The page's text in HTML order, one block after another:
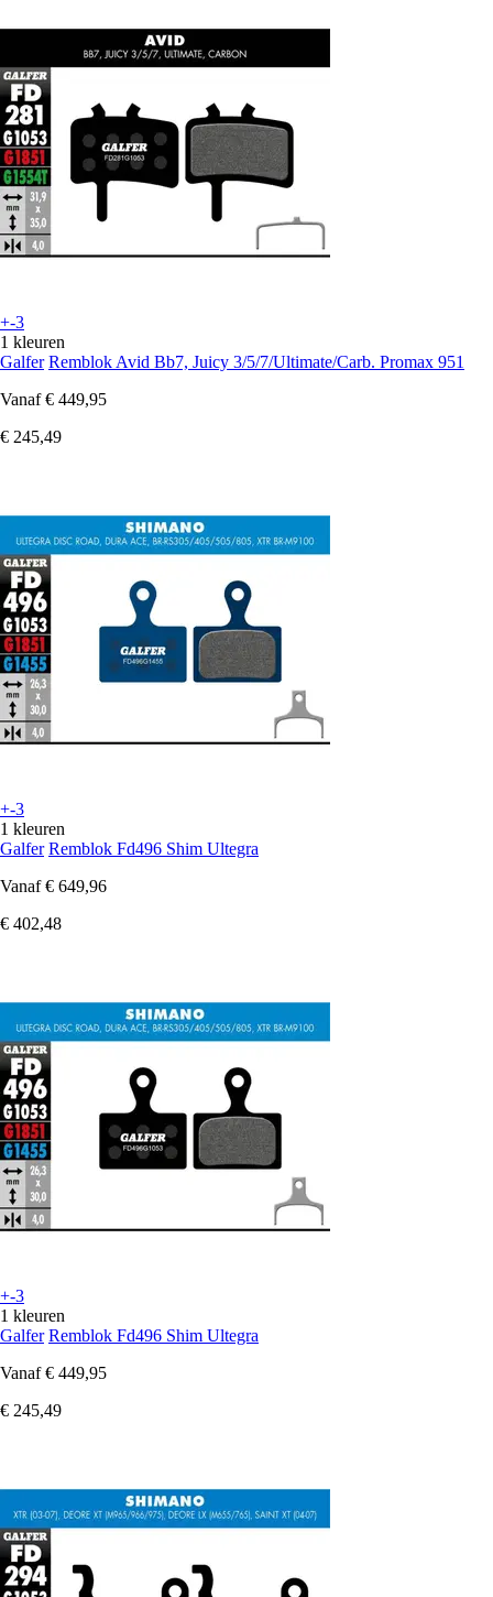
+-3
1 kleuren
Galfer Remblok Avid Bb7, Juicy 3/5/7/Ultimate/Carb. Promax 951
Vanaf € 449,95
€ 245,49
+-3
1 kleuren
Galfer Remblok Fd496 Shim Ultegra
Vanaf € 649,96
€ 402,48
+-3
1 kleuren
Galfer Remblok Fd496 Shim Ultegra
Vanaf € 449,95
€ 245,49